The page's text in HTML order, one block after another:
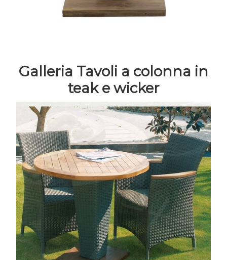
Galleria Tavoli a colonna in
teak e wicker